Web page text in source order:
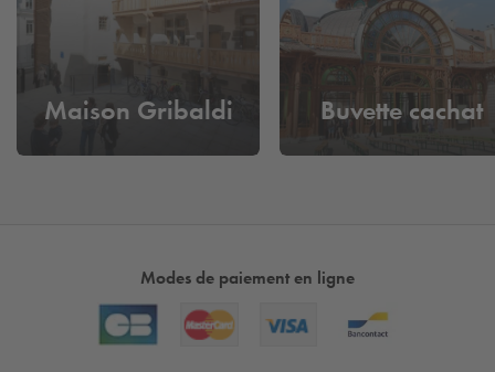
Maison Gribaldi Buvette cachat
Modes de paiement en ligne